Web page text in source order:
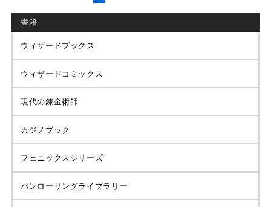
書籍
ウィザードブックス
ウィザードコミックス
現代の錬金術師
カジノブック
フェニックスシリーズ
パンローリングライブラリー